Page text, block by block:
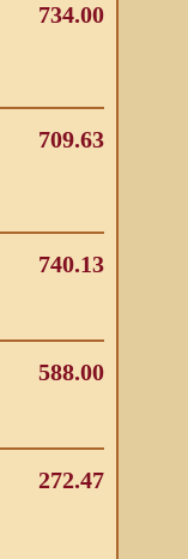
734.00
709.63
740.13
588.00
272.47